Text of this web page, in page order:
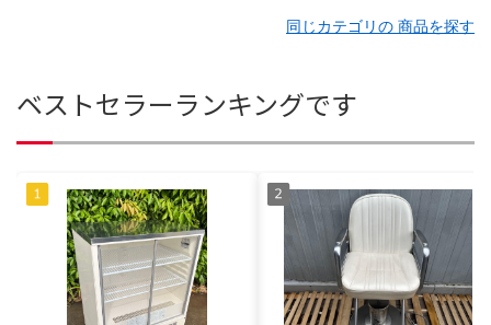
同じカテゴリの 商品を探す
ベストセラーランキングです